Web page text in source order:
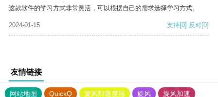
这款软件的学习方式非常灵活，可以根据自己的需求选择学习方式。
2024-01-15 支持[0] 反对[0]
友情链接
网站地图 QuickQ 旋风加速度器 旋风
旋风加速